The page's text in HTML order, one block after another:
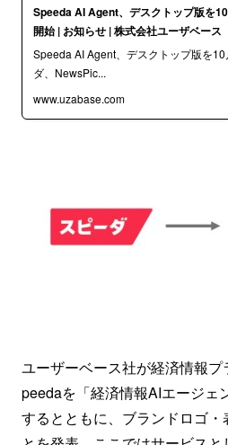
Speeda AI Agent、デスクトップ版を
開始 | お知らせ | 株式会社ユーザベース
Speeda AI Agent、デスクトップ版を
ダ、NewsPic...
www.uzabase.com
ユーザーベース社が経済情報
peedaを「経済情報AIエージェ
するとともに、ブランドロゴ